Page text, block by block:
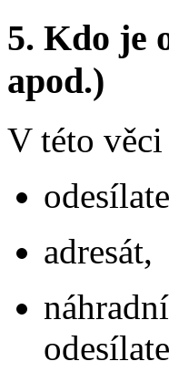
5. Kdo je
apod.)
V této
adresát,